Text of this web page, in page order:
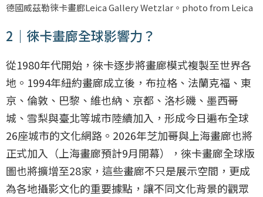
德國威茲勒徠卡畫廊Leica Gallery Wetzlar。photo from Leica
2｜徠卡畫廊全球影響力？
從1980年代開始，徠卡逐步將畫廊模式複製至世界各
地。1994年紐約畫廊成立後，布拉格、法蘭克福、東
京、倫敦、巴黎、維也納、京都、洛杉磯、墨西哥
城、雪梨與臺北等城市陸續加入，形成今日遍布全球
26座城市的文化網路。2026年芝加哥與上海畫廊也將
正式加入（上海畫廊預計9月開幕），徠卡畫廊全球版
圖也將擴增至28家，這些畫廊不只是展示空間，更成
為各地攝影文化的重要據點，讓不同文化背景的觀眾